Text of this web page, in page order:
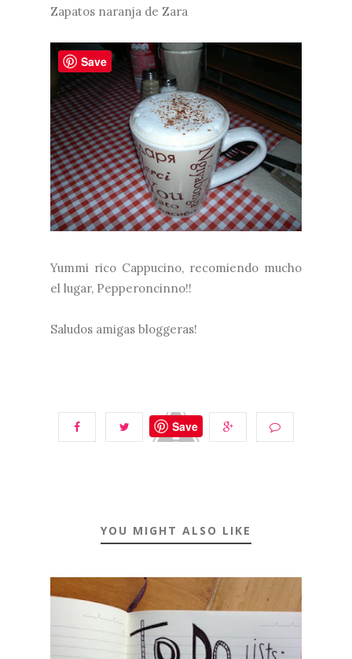
Zapatos naranja de Zara
Yummi rico Cappucino, recomiendo mucho
el lugar, Pepperoncinno!!
Saludos amigas bloggeras!
Save
YOU MIGHT ALSO LIKE
Save